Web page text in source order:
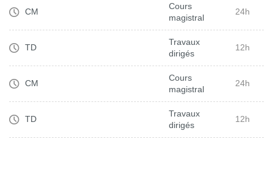
CM
Cours
magistral
24h
TD
Travaux
dirigés
12h
CM
Cours
magistral
24h
TD
Travaux
dirigés
12h